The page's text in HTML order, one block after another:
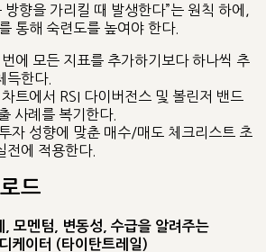
향을 가리킬 때 발생한다”는 원칙 하에,
통해 숙련도를 높여야 한다.
번에 모든 지표를 추가하기보다 하나씩 추
득한다.
트에서 RSI 다이버전스 및 볼린저 밴드
사례를 복기한다.
자 성향에 맞춘 매수/매도 체크리스트 초
전에 적용한다.
드
, 모멘텀, 변동성, 수급을 알려주는
케이터 (타이탄트레일)